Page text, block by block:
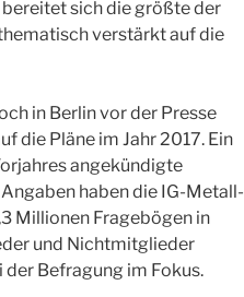
sich die größte der
verstärkt auf die
in Berlin vor der Presse
die Pläne im Jahr 2017. Ein
angekündigte
haben die IG-Metall-
Millionen Fragebögen in
und Nichtmitglieder
Befragung im Fokus.